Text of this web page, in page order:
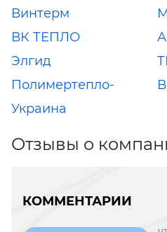
Винтерм
ВК ТЕПЛО
Элгид
Полимертепло-
Украина
Отзывы о
КОММЕНТАРИИ